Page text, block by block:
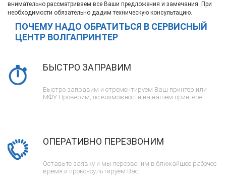
внимательно рассматриваем все Ваши предложения и замечания. При
необходимости обязательно дадим техническую консультацию.
ПОЧЕМУ НАДО ОБРАТИТЬСЯ В СЕРВИСНЫЙ
ЦЕНТР ВОЛГАПРИНТЕР
БЫСТРО ЗАПРАВИМ
Быстро заправим и отремонтируем Ваш принтер или
МФУ. Проверим, по возможности на нашем принтере.
ОПЕРАТИВНО ПЕРЕЗВОНИМ
Оставьте заявку и мы перезвоним в ближайшее рабочее
время и проконсультируем Вас.